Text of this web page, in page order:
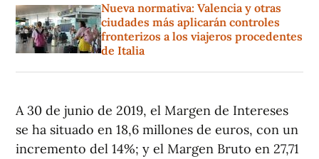
Nueva normativa: Valencia y otras
ciudades más aplicarán controles
fronterizos a los viajeros procedentes
de Italia
A 30 de junio de 2019, el Margen de Intereses
se ha situado en 18,6 millones de euros, con un
incremento del 14%; y el Margen Bruto en 27,71